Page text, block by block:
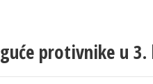
protivnike u